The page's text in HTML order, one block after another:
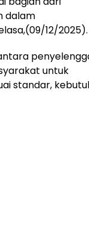
dalam
12/2025).
untuk
standar,